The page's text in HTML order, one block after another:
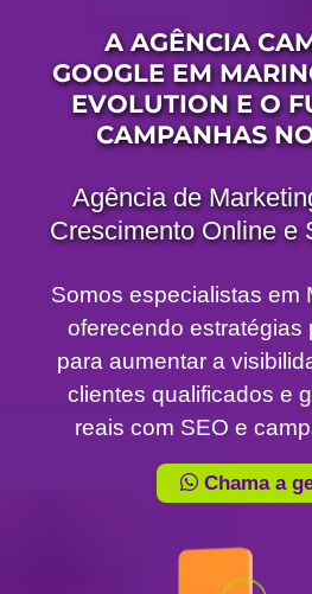
A AGÊNCIA
GOOGLE EM
EVOLUTION E O
CAMPANHAS
Agência de
Crescimento Online e
Somos especialistas em
oferecendo estratégias
para aumentar a
clientes qualificados e
reais com SEO e
Chama a